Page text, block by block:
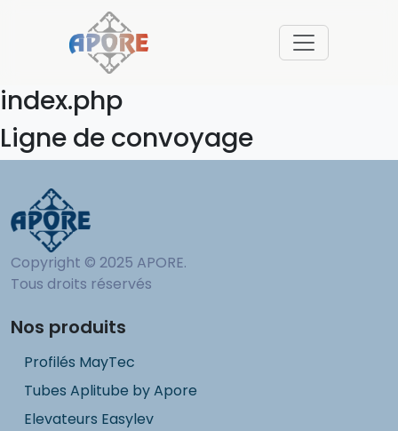
index.php
Ligne de convoyage
Copyright © 2025 APORE.
Tous droits réservés
Nos produits
Profilés MayTec
Tubes Aplitube by Apore
Elevateurs Easylev